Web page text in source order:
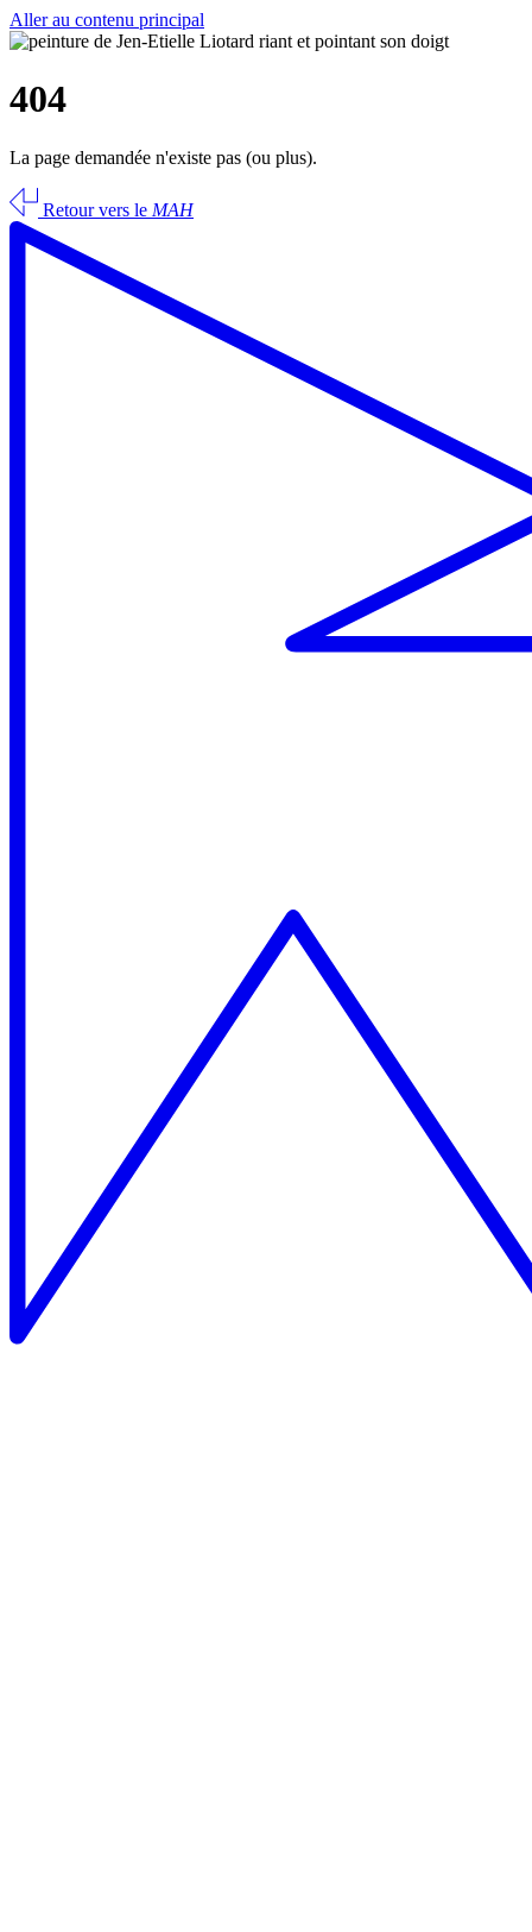
Aller au contenu principal
404
La page demandée n'existe pas (ou plus).
Retour vers le MAH